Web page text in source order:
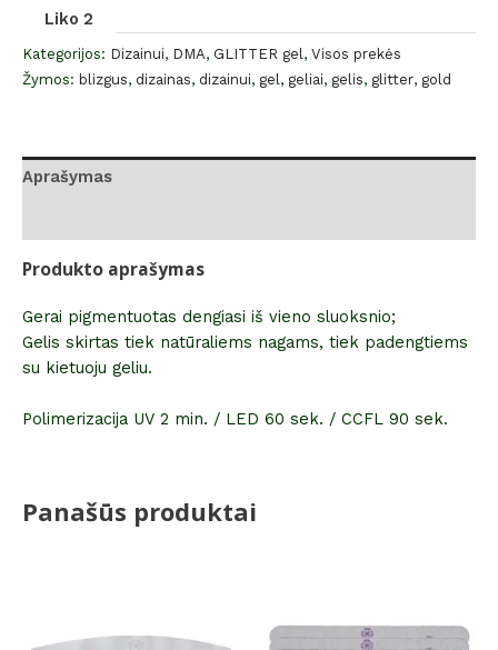
Liko 2
Kategorijos: Dizainui, DMA, GLITTER gel , Visos prekės
Žymos: blizgus, dizainas, dizainui, gel , geliai, gelis, glitter, gold
Aprašymas
Produkto aprašymas
Gerai pigmentuotas dengiasi iš vieno sluoksnio;
Gelis skirtas tiek natūraliems nagams, tiek padengtiems
su kietuoju geliu.
Polimerizacija UV 2 min. / LED 60 sek. / CCFL 90 sek.
Panašūs produktai